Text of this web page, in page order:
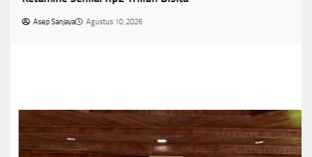
Asep Sanjaya Agustus 10, 2026